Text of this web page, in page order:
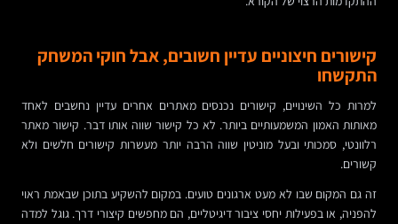
קישורים חיצוניים עדיין חשובים, אבל חוקי המשחק
התקשחו
למרות כל השינויים, קישורים נכנסים מאתרים אחרים עדיין נחשבים לאחד
מאותות האמון המשמעותיים ביותר. לא כל קישור שווה אותו דבר. קישור מאתר
רלוונטי, סמכותי ובעל מוניטין שווה הרבה יותר מעשרות קישורים חלשים ולא
קשורים.
זה גם המקום שבו לא מעט ארגונים טועים. במקום להשקיע בתוכן שבאמת ראוי
להפניה, או בפעילות יחסי ציבור דיגיטליים, הם מחפשים קיצורי דרך. גוגל למדה